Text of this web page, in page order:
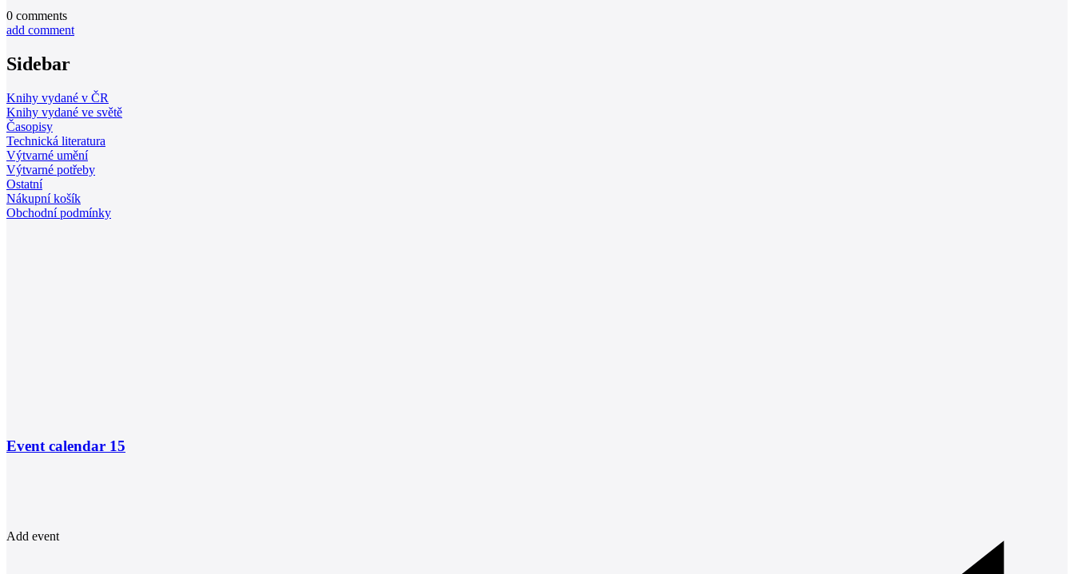
0 comments
add comment
Sidebar
Knihy vydané v ČR
Knihy vydané ve světě
Časopisy
Technická literatura
Výtvarné umění
Výtvarné potřeby
Ostatní
Nákupní košík
Obchodní podmínky
Event calendar 15
Add event